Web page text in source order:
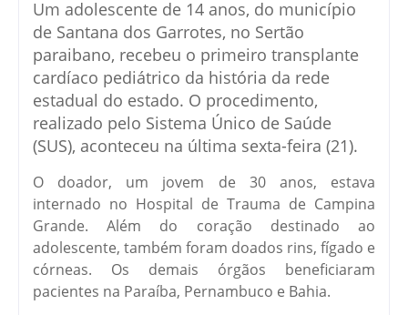
Um adolescente de 14 anos, do município
de Santana dos Garrotes, no Sertão
paraibano, recebeu o primeiro transplante
cardíaco pediátrico da história da rede
estadual do estado. O procedimento,
realizado pelo Sistema Único de Saúde
(SUS), aconteceu na última sexta-feira (21).
O doador, um jovem de 30 anos, estava
internado no Hospital de Trauma de Campina
Grande. Além do coração destinado ao
adolescente, também foram doados rins, fígado e
córneas. Os demais órgãos beneficiaram
pacientes na Paraíba, Pernambuco e Bahia.